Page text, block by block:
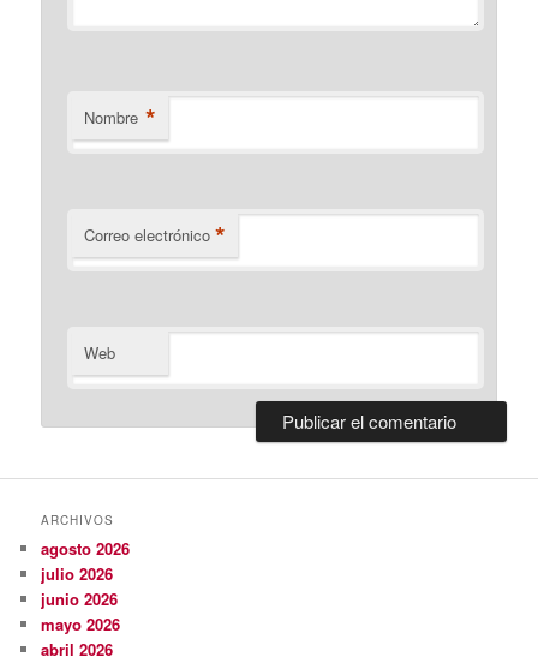
Nombre *
Correo electrónico *
Web
ARCHIVOS
agosto 2026
julio 2026
junio 2026
mayo 2026
abril 2026